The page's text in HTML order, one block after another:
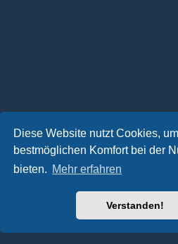
Diese Website nutzt Cookies,
bestmöglichen Komfort bei der
bieten. Mehr erfahren
Verstanden!